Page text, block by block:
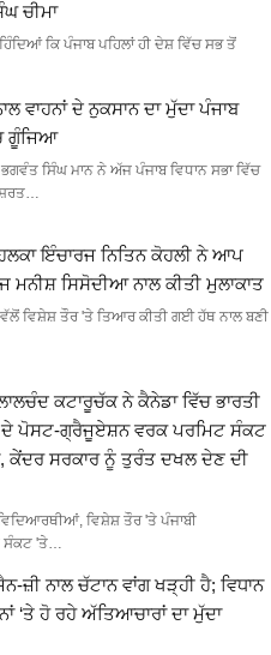
ਚੀਮਾ
ਕਿ ਪੰਜਾਬ ਪਹਿਲਾਂ ਹੀ ਦੇਸ਼ ਵਿੱਚ ਸਭ ਤੋਂ
ਵਾਹਨਾਂ ਦੇ ਨੁਕਸਾਨ ਦਾ ਮੁੱਦਾ ਪੰਜਾਬ
ਗੂੰਜਿਆ
ਸਿੰਘ ਮਾਨ ਨੇ ਅੱਜ ਪੰਜਾਬ ਵਿਧਾਨ ਸਭਾ ਵਿੱਚ
ਇੰਚਾਰਜ ਨਿਤਿਨ ਕੋਹਲੀ ਨੇ ਆਪ
ਮਨੀਸ਼ ਸਿਸੋਦੀਆ ਨਾਲ ਕੀਤੀ ਮੁਲਾਕਾਤ
ਵੱਲੋਂ ਵਿਸ਼ੇਸ਼ ਤੌਰ 'ਤੇ ਤਿਆਰ ਕੀਤੀ ਗਈ ਹੱਥ ਨਾਲ ਬਣੀ
ਕਟਾਰੂਚੱਕ ਨੇ ਕੈਨੇਡਾ ਵਿੱਚ ਭਾਰਤੀ
ਪੋਸਟ-ਗ੍ਰੈਜੂਏਸ਼ਨ ਵਰਕ ਪਰਮਿਟ ਸੰਕਟ
ਕੇਂਦਰ ਸਰਕਾਰ ਨੂੰ ਤੁਰੰਤ ਦਖਲ ਦੇਣ ਦੀ
ਵਿਸ਼ੇਸ਼ ਤੌਰ 'ਤੇ ਪੰਜਾਬੀ
ਸੰਕਟ 'ਤੇ…
ਜ਼ੀ ਨਾਲ ਚੱਟਾਨ ਵਾਂਗ ਖੜ੍ਹੀ ਹੈ; ਵਿਧਾਨ
‘ਤੇ ਹੋ ਰਹੇ ਅੱਤਿਆਚਾਰਾਂ ਦਾ ਮੁੱਦਾ